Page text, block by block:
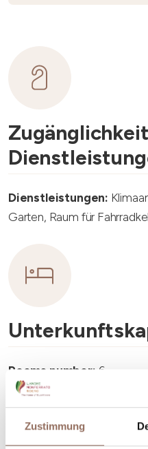
Zustimmung
Dienstleistungen:
Garten, Raum für
Rooms number: 6
Anzahl Badezimmer: